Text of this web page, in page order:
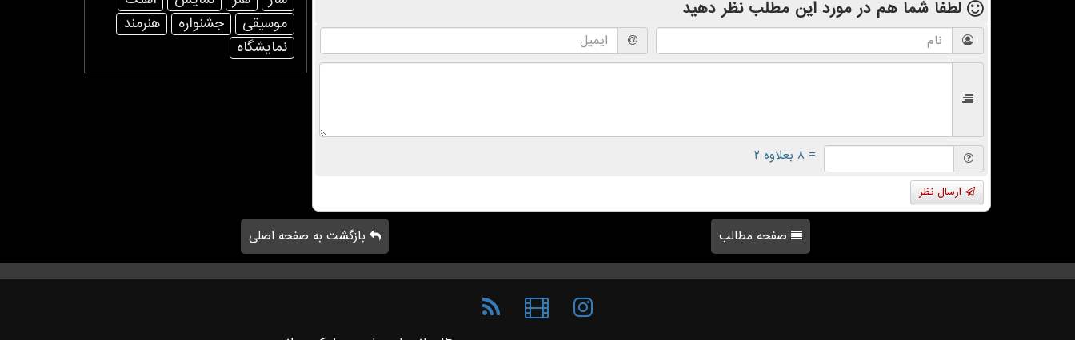
لطفا شما هم در مورد این مطلب نظر دهید
= ۸ بعلاوه ۲
ارسال نظر
موسیقی
جشنواره
هنرمند
نمایشگاه
صفحه مطالب بازگشت به صفحه اصلی